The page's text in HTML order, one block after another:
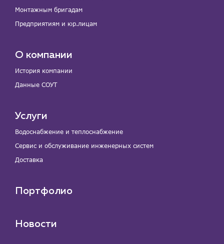
Чат-бот
sales@profpotok.ru
Монтажным бригадам
Предприятиям и юр.лицам
О компании
История компании
Данные СОУТ
Услуги
Водоснабжение и теплоснабжение
Сервис и обслуживание инженерных систем
Доставка
Портфолио
Новости